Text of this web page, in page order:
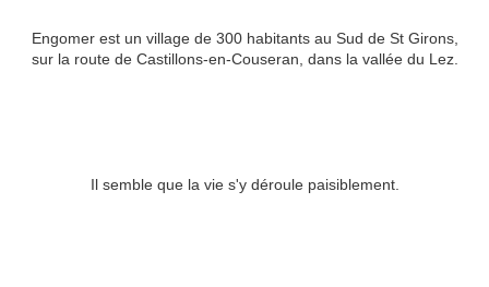
Engomer est un village de 300 habitants au Sud de St Girons,
sur la route de Castillons-en-Couseran, dans la vallée du Lez.
Il semble que la vie s'y déroule paisiblement.